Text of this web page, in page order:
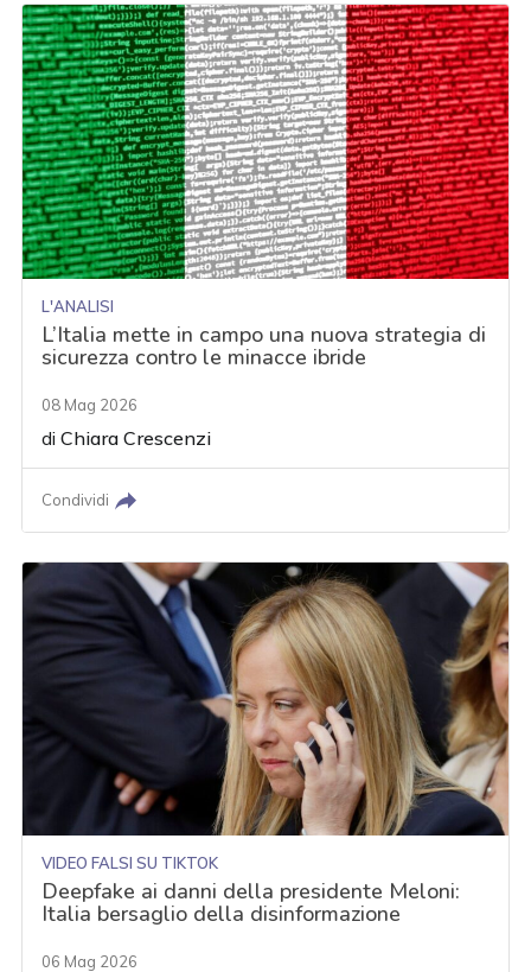
L'ANALISI
L’Italia mette in campo una nuova strategia di
sicurezza contro le minacce ibride
08 Mag 2026
diChiara Crescenzi
Condividi
VIDEO FALSI SU TIKTOK
Deepfake ai danni della presidente Meloni:
Italia bersaglio della disinformazione
06 Mag 2026